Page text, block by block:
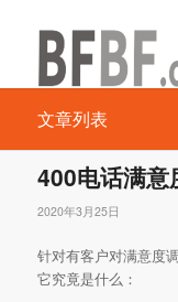
文章列表
400电话满意
2020年3月25日
针对有客户对满意度
它究竟是什么：